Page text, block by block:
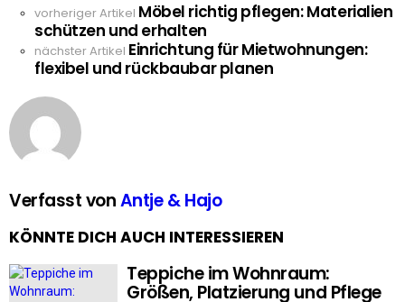
See
more
vorheriger Artikel Möbel richtig pflegen: Materialien
schützen und erhalten
nächster Artikel Einrichtung für Mietwohnungen:
flexibel und rückbaubar planen
Verfasst vonAntje & Hajo
KÖNNTE DICH AUCH INTERESSIEREN
Teppiche im Wohnraum:
Größen, Platzierung und Pflege